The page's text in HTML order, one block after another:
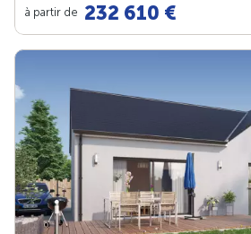
à partir de 232 610 €